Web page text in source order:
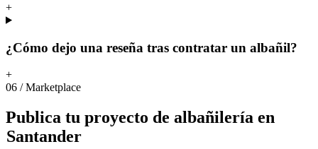
+
¿Cómo dejo una reseña tras contratar un albañil?
+
06 /Marketplace
Publica tu proyecto de albañilería en
Santander